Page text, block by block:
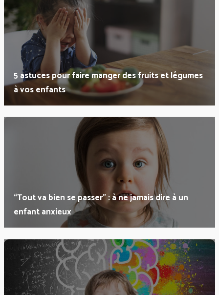
5 astuces pour faire manger des fruits et légumes
à vos enfants
“Tout va bien se passer” : à ne jamais dire à un
enfant anxieux